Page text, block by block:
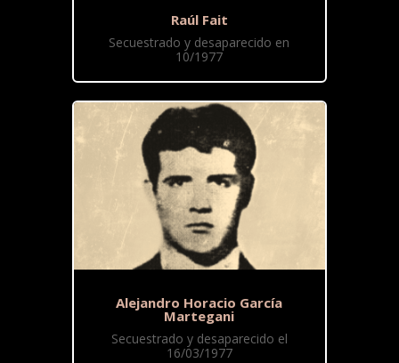
Raúl Fait
Secuestrado y desaparecido en
10/1977
Alejandro Horacio García
Martegani
Secuestrado y desaparecido el
16/03/1977